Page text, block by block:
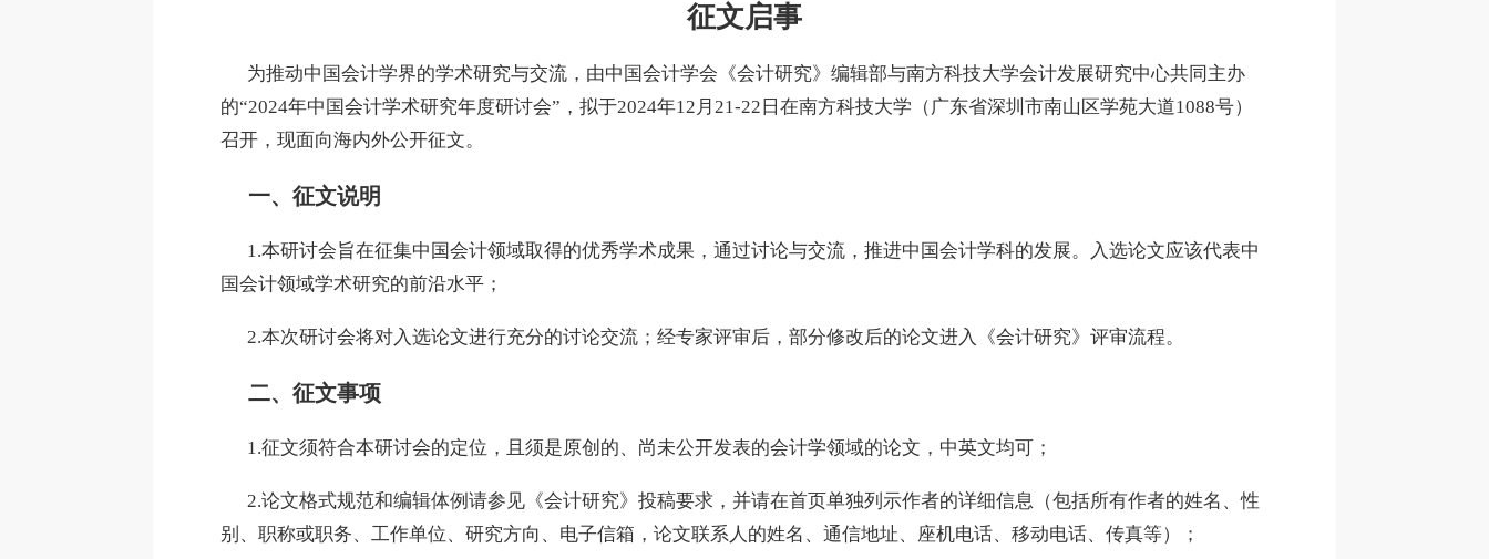
征文启事
为推动中国会计学界的学术研究与交流，由中国会计学会《会计研究》编辑部与南方科技大学会计发展研究中心共同主办
的“2024年中国会计学术研究年度研讨会”，拟于2024年12月21-22日在南方科技大学（广东省深圳市南山区学苑大道1088号）
召开，现面向海内外公开征文。
一、征文说明
1.本研讨会旨在征集中国会计领域取得的优秀学术成果，通过讨论与交流，推进中国会计学科的发展。入选论文应该代表中
国会计领域学术研究的前沿水平；
2.本次研讨会将对入选论文进行充分的讨论交流；经专家评审后，部分修改后的论文进入《会计研究》评审流程。
二、征文事项
1.征文须符合本研讨会的定位，且须是原创的、尚未公开发表的会计学领域的论文，中英文均可；
2.论文格式规范和编辑体例请参见《会计研究》投稿要求，并请在首页单独列示作者的详细信息（包括所有作者的姓名、性
别、职称或职务、工作单位、研究方向、电子信箱，论文联系人的姓名、通信地址、座机电话、移动电话、传真等）；